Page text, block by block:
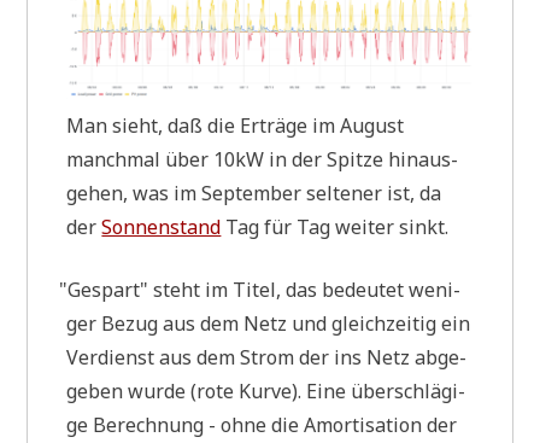
Man sieht, daß die Erträ­ge im August
manch­mal über 10kW in der Spit­ze hin­aus­
ge­hen, was im Sep­tem­ber sel­te­ner ist, da
derSon­nen­stand Tag für Tag wei­ter sinkt.
"Gespart" steht im Titel, das bedeu­tet weni­
ger Bezug aus dem Netz und gleich­zei­tig ein
Ver­dienst aus dem Strom der ins Netz abge­
ge­ben wur­de (rote Kur­ve). Eine über­schlä­gi­
ge Berech­nung - ohne die Amor­ti­sa­ti­on der